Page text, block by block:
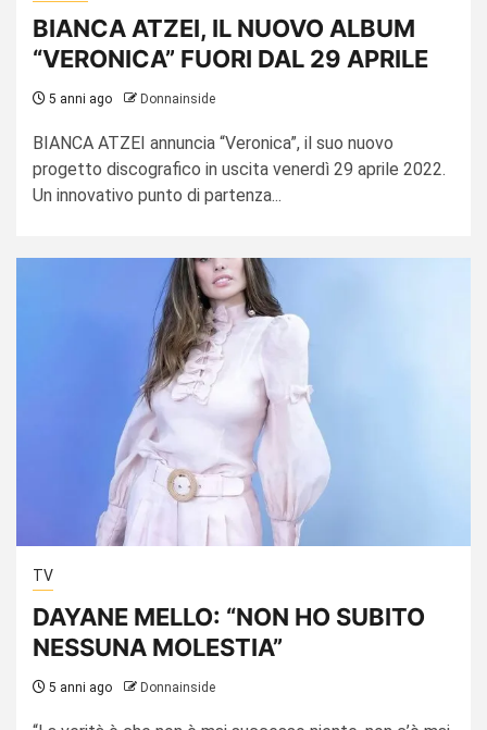
BIANCA ATZEI, IL NUOVO ALBUM
“VERONICA” FUORI DAL 29 APRILE
5 anni ago Donnainside
BIANCA ATZEI annuncia “Veronica”, il suo nuovo
progetto discografico in uscita venerdì 29 aprile 2022.
Un innovativo punto di partenza...
TV
DAYANE MELLO: “NON HO SUBITO
NESSUNA MOLESTIA”
5 anni ago Donnainside